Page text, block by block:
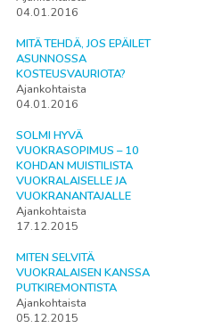
04.01.2016
MITÄ TEHDÄ, JOS EPÄILET
ASUNNOSSA
KOSTEUSVAURIOTA?
Ajankohtaista
04.01.2016
SOLMI HYVÄ
VUOKRASOPIMUS – 10
KOHDAN MUISTILISTA
VUOKRALAISELLE JA
VUOKRANANTAJALLE
Ajankohtaista
17.12.2015
MITEN SELVITÄ
VUOKRALAISEN KANSSA
PUTKIREMONTISTA
Ajankohtaista
05.12.2015